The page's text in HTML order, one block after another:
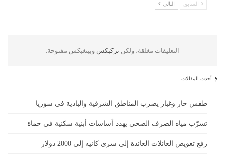
السابق التالي
التعليقات مغلقة، ولكن تركبكس وبينغبكس مفتوحة.
أحدث المقالات
طقس حار وغبار يضرب المناطق الشرقية والبادية في سوريا
تسرّب مياه الصرف الصحي يهدد أساسات أبنية سكنية في حماة
رفع تعويض العائلات العائدة إلى سري كانيه إلى 2000 دولار